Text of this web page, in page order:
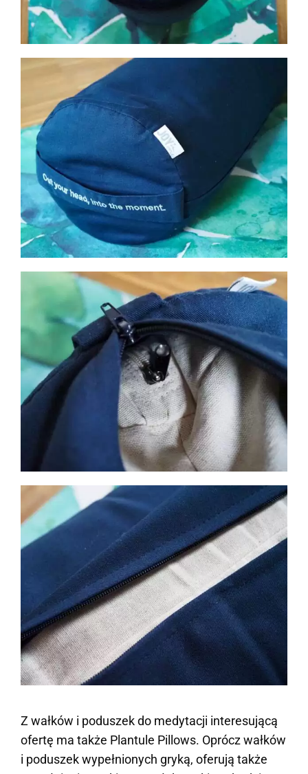
Z wałków i poduszek do medytacji interesującą
ofertę ma także Plantule Pillows. Oprócz wałków
i poduszek wypełnionych gryką, oferują także